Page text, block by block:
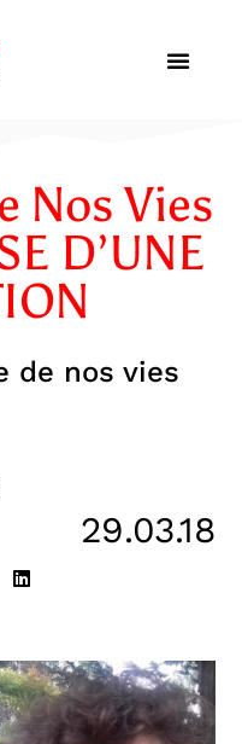
Nos Vies
D’UNE
de nos vies
29.03.18